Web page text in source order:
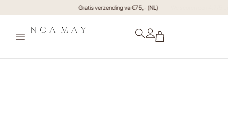
Gratis verzending va €75,- (NL)